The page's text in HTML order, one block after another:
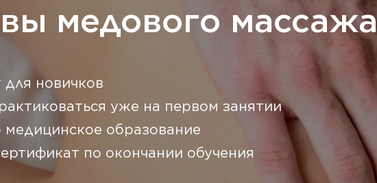
медового массажа
для новичков
уже на первом занятии
образование
по окончании обучения